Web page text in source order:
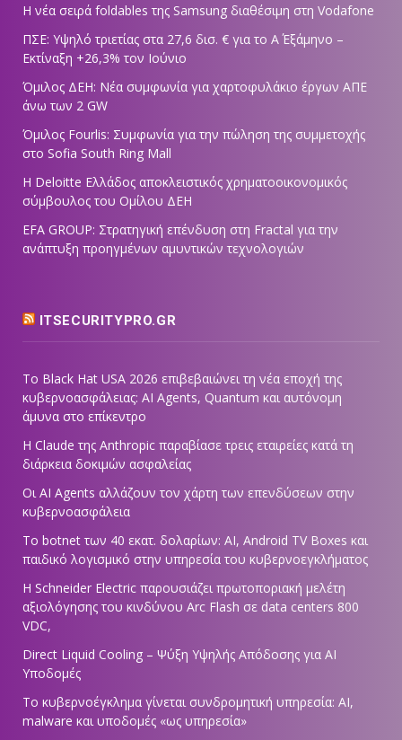
Η νέα σειρά foldables της Samsung διαθέσιμη στη Vodafone
ΠΣΕ: Υψηλό τριετίας στα 27,6 δισ. € για το Α΄ Εξάμηνο –
Εκτίναξη +26,3% τον Ιούνιο
Όμιλος ΔΕΗ: Νέα συμφωνία για χαρτοφυλάκιο έργων ΑΠΕ
άνω των 2 GW
Όμιλος Fourlis: Συμφωνία για την πώληση της συμμετοχής
στο Sofia South Ring Mall
Η Deloitte Ελλάδος αποκλειστικός χρηματοοικονομικός
σύμβουλος του Ομίλου ΔΕΗ
EFA GROUP: Στρατηγική επένδυση στη Fractal για την
ανάπτυξη προηγμένων αμυντικών τεχνολογιών
ITSECURITYPRO.GR
Το Black Hat USA 2026 επιβεβαιώνει τη νέα εποχή της
κυβερνοασφάλειας: AI Agents, Quantum και αυτόνομη
άμυνα στο επίκεντρο
Η Claude της Anthropic παραβίασε τρεις εταιρείες κατά τη
διάρκεια δοκιμών ασφαλείας
Οι AI Agents αλλάζουν τον χάρτη των επενδύσεων στην
κυβερνοασφάλεια
Το botnet των 40 εκατ. δολαρίων: AI, Android TV Boxes και
παιδικό λογισμικό στην υπηρεσία του κυβερνοεγκλήματος
Η Schneider Electric παρουσιάζει πρωτοποριακή μελέτη
αξιολόγησης του κινδύνου Arc Flash σε data centers 800
VDC,
Direct Liquid Cooling – Ψύξη Υψηλής Απόδοσης για AI
Υποδομές
Το κυβερνοέγκλημα γίνεται συνδρομητική υπηρεσία: AI,
malware και υποδομές «ως υπηρεσία»